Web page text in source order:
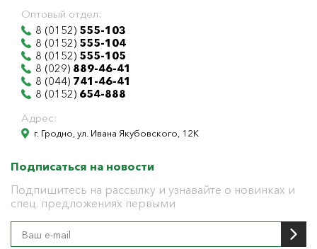
Оптовый отдел:
8 (0152) 555-103
8 (0152) 555-104
8 (0152) 555-105
8 (029) 889-46-41
8 (044) 741-46-41
8 (0152) 654-888
Адрес:
г. Гродно, ул. Ивана Якубовского, 12К
Подписаться на новости
Подпишитесь на рассылку и узнавайте о новинках и
спец. предложениях первыми